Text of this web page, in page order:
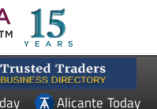
Alicante Today